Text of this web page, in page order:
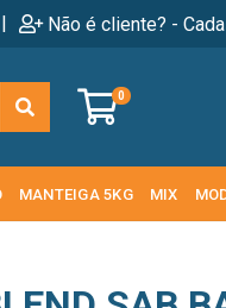
| Não é cliente? -
0
MANTEIGA 5KG MIX